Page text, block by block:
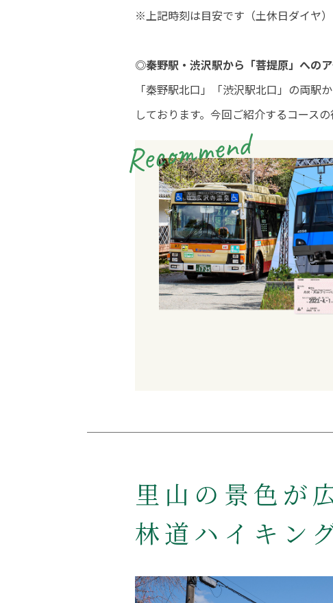
※上記時刻は目安です（土休日ダイヤ
◎秦野駅・渋沢駅から「菩提原」への
「秦野駅北口」「渋沢駅北口」の両駅
しております。今回ご紹介するコース
里山の景色が
林道ハイキン